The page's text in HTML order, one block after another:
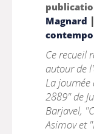
Magnard |
Ce recueil
autour de
La
2889" de
Barjavel,
Asimov et